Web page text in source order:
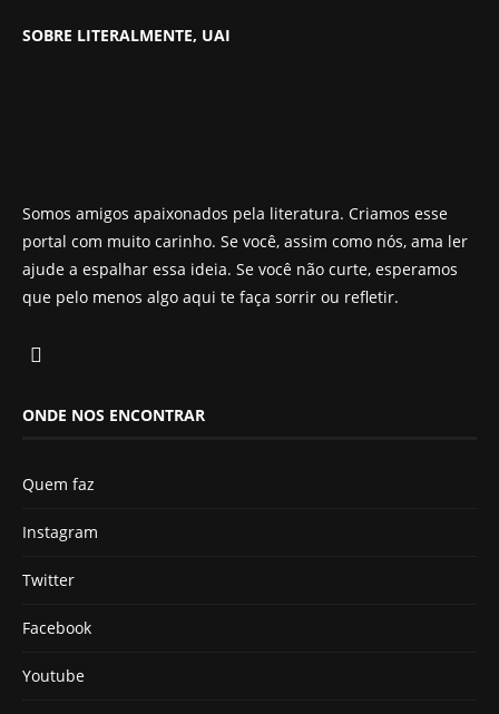
SOBRE LITERALMENTE, UAI
Somos amigos apaixonados pela literatura. Criamos esse
portal com muito carinho. Se você, assim como nós, ama ler
ajude a espalhar essa ideia. Se você não curte, esperamos
que pelo menos algo aqui te faça sorrir ou refletir.
ONDE NOS ENCONTRAR
Quem faz
Instagram
Twitter
Facebook
Youtube